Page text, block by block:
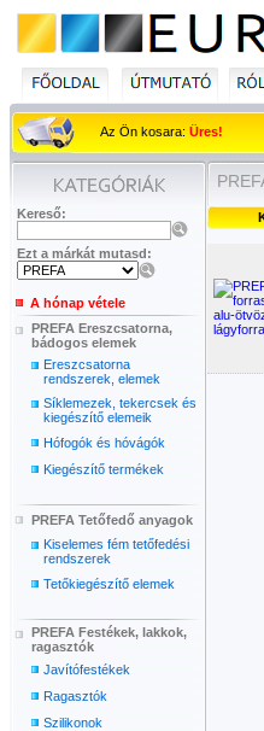
Az Ön kosara: Üres!
Kereső:
Ezt a márkát mutasd:
A hónap vétele
PREFA Ereszcsatorna,
bádogos elemek
Ereszcsatorna
rendszerek, elemek
Síklemezek, tekercsek és
kiegészítő elemeik
Hófogók és hóvágók
Kiegészítő termékek
PREFA Tetőfedő anyagok
Kiselemes fém tetőfedési
rendszerek
Tetőkiegészítő elemek
PREFA Festékek, lakkok,
ragasztók
Javítófestékek
Ragasztók
Szilikonok